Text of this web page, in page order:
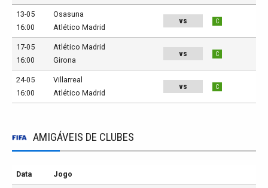
13-05
16:00
Osasuna
Atlético Madrid
vs C
17-05
16:00
Atlético Madrid
Girona
vs C
24-05
16:00
Villarreal
Atlético Madrid
vs C
AMIGÁVEIS DE CLUBES
Data Jogo